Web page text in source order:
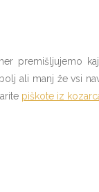
premišljujemo
ali manj že vsi
piškote iz